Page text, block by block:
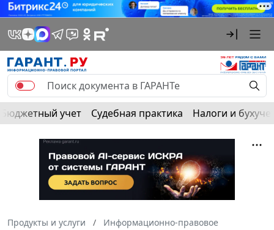
Бюджетный учет Судебная практика Налоги и
Продукты и услуги
Информационно-правовое